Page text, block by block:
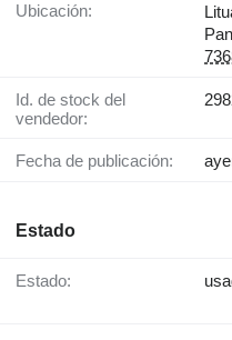
Ubicación:
Id. de stock del
vendedor:
Fecha de publicación:
Estado
Estado: